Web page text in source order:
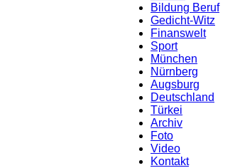
Bildung Beruf
Gedicht-Witz
Finanswelt
Sport
München
Nürnberg
Augsburg
Deutschland
Türkei
Archiv
Foto
Video
Kontakt